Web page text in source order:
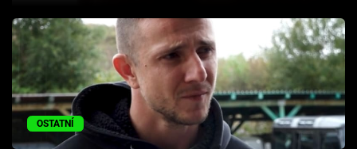
Sledujte prima+
Přihlášení
Sledujte nás
OSTATNÍ